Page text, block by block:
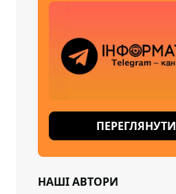
ПЕРЕГЛЯНУТИ
НАШІ АВТОРИ